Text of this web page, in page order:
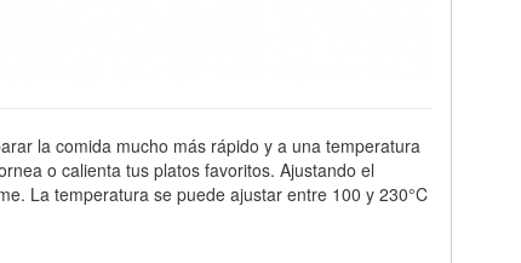
la comida mucho más rápido y a una temperatura
o calienta tus platos favoritos. Ajustando el
La temperatura se puede ajustar entre 100 y 230°C